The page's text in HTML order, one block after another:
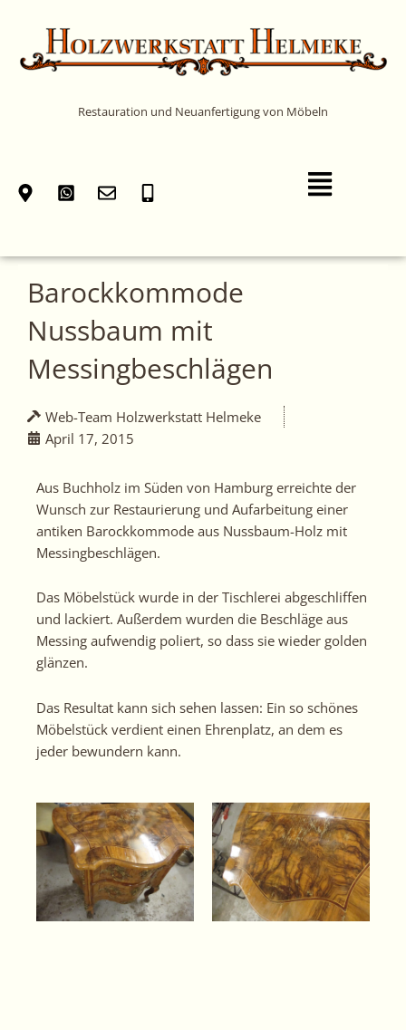
springen
Restauration und Neuanfertigung von Möbeln
Main
Menu
Barockkommode
Nussbaum mit
Messingbeschlägen
Web-Team Holzwerkstatt Helmeke
April 17, 2015
Aus Buchholz im Süden von Hamburg erreichte der
Wunsch zur Restaurierung und Aufarbeitung einer
antiken Barockkommode aus Nussbaum-Holz mit
Messingbeschlägen.
Das Möbelstück wurde in der Tischlerei abgeschliffen
und lackiert. Außerdem wurden die Beschläge aus
Messing aufwendig poliert, so dass sie wieder golden
glänzen.
Das Resultat kann sich sehen lassen: Ein so schönes
Möbelstück verdient einen Ehrenplatz, an dem es
jeder bewundern kann.